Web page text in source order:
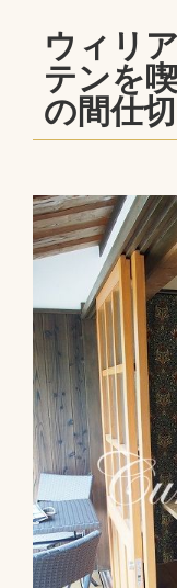
ウィリ
テンを
の間仕